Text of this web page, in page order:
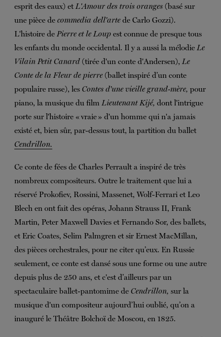
esprit des eaux) etL'Amour des trois oranges (basé sur
une pièce de commedia dell'arte de Carlo Gozzi).
L'histoire de Pierre et le Loup est connue de presque tous
les enfants du monde occidental. Il y a aussi la mélodieLe
Vilain Petit Canard (tirée d'un conte d'Andersen),Le
Conte de la Fleur de pierre (ballet inspiré d’un conte
populaire russe), les Contes d'une vieille grand-mère, pour
piano, la musique du filmLieutenant Kijé, dont l'intrigue
porte sur l'histoire « vraie » d'un homme qui n'a jamais
existé et, bien sûr, par-dessus tout, la partition du ballet
Cendrillon.
Ce conte de fées de Charles Perrault a inspiré de très
nombreux compositeurs. Outre le traitement que lui a
réservé Prokofiev, Rossini, Massenet, Wolf-Ferrari et Leo
Blech en ont fait des opéras, Johann Strauss II, Frank
Martin, Peter Maxwell Davies et Fernando Sor, des ballets,
et Eric Coates, Selim Palmgren et sir Ernest MacMillan,
des pièces orchestrales, pour ne citer qu’eux. En Russie
seulement, ce conte est dansé sous une forme ou une autre
depuis plus de 250 ans, et c'est d’ailleurs par un
spectaculaire ballet-pantomime de Cendrillon, sur la
musique d'un compositeur aujourd’hui oublié, qu’on a
inauguré le Théâtre Bolchoï de Moscou, en 1825.